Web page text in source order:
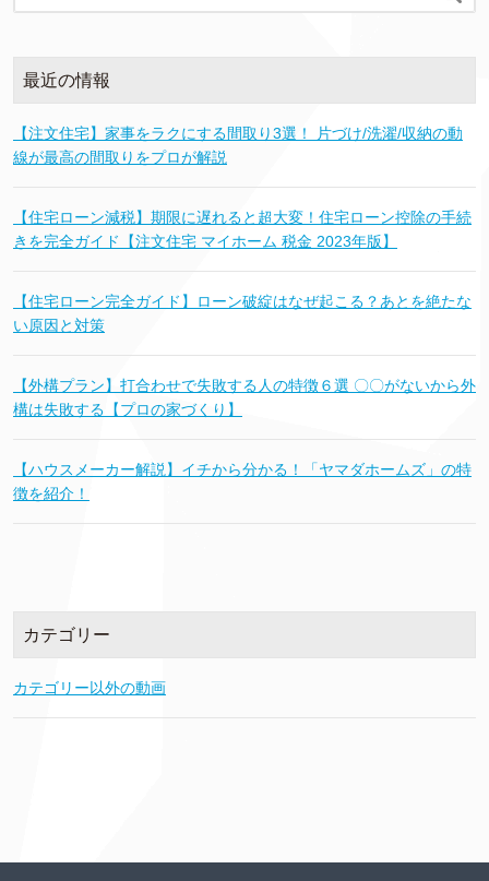
最近の情報
【注文住宅】家事をラクにする間取り3選！ 片づけ/洗濯/収納の動
線が最高の間取りをプロが解説
【住宅ローン減税】期限に遅れると超大変！住宅ローン控除の手続
きを完全ガイド【注文住宅 マイホーム 税金 2023年版】
【住宅ローン完全ガイド】ローン破綻はなぜ起こる？あとを絶たな
い原因と対策
【外構プラン】打合わせで失敗する人の特徴６選 〇〇がないから外
構は失敗する【プロの家づくり】
【ハウスメーカー解説】イチから分かる！「ヤマダホームズ」の特
徴を紹介！
カテゴリー
カテゴリー以外の動画